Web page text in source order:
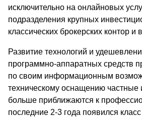
исключительно на онлайновых
подразделения крупных
классических брокерских контор
Развитие технологий и
программно-аппаратных средств
по своим информационным
техническому оснащению частные
больше приближаются к
последние 2-3 года появился